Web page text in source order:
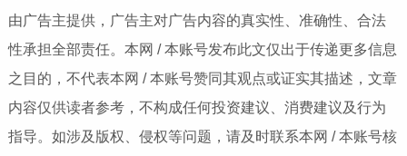
由广告主提供，广告主对广告内容的真实性、准确性、合法
性承担全部责任。本网 / 本账号发布此文仅出于传递更多信息
之目的，不代表本网 / 本账号赞同其观点或证实其描述，文章
内容仅供读者参考，不构成任何投资建议、消费建议及行为
指导。如涉及版权、侵权等问题，请及时联系本网 / 本账号核